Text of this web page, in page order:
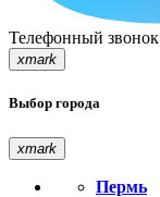
Телефонный звонок
xmark
Выбор города
xmark
Пермь